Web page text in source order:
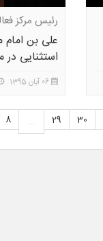
رئیس مرکز
تهران:
علی بن
استثنایی
8 ... 29 30